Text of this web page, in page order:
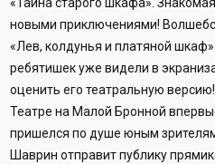
новыми приключениями!
«Лев, колдунья и платяной
ребятишек уже видели в
оценить его театральную
Театре на Малой Бронной
пришелся по душе юным
Шаврин отправит публику